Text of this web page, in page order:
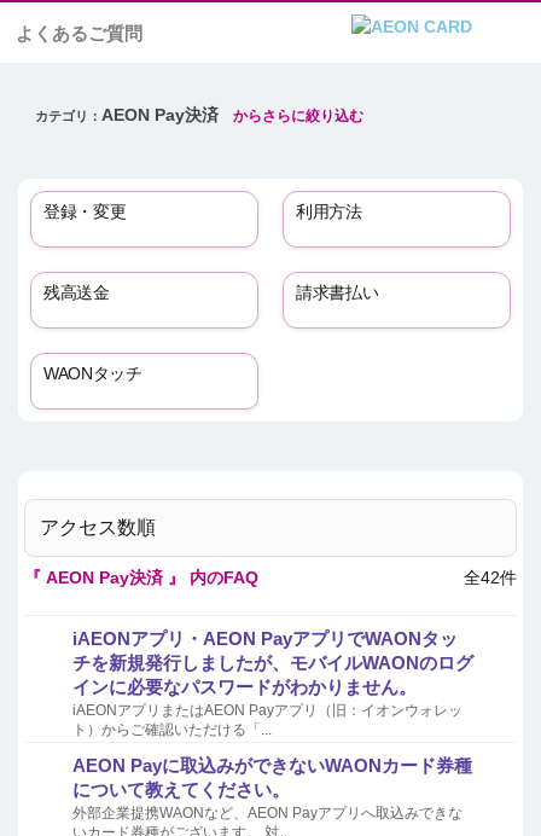
よくあるご質問
AEON Pay決済
登録・変更 利用方法
残高送金 請求書払い
WAONタッチ
『 AEON Pay決済 』 内のFAQ 全42件
iAEONアプリ・AEON PayアプリでWAONタッ
チを新規発行しましたが、モバイルWAONのログ
インに必要なパスワードがわかりません。
iAEONアプリまたはAEON Payアプリ（旧：イオンウォレッ
ト）からご確認いただける「...
AEON Payに取込みができないWAONカード券種
について教えてください。
外部企業提携WAONなど、AEON Payアプリへ取込みできな
いカード券種がございます。 対...